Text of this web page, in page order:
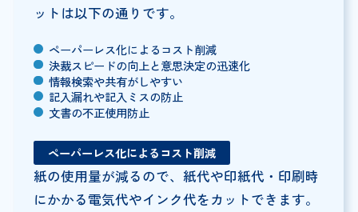
ットは以下の通りです。
ペーパーレス化によるコスト削減
決裁スピードの向上と意思決定の迅速化
情報検索や共有がしやすい
記入漏れや記入ミスの防止
文書の不正使用防止
ペーパーレス化によるコスト削減
紙の使用量が減るので、紙代や印紙代・印刷時
にかかる電気代やインク代をカットできます。